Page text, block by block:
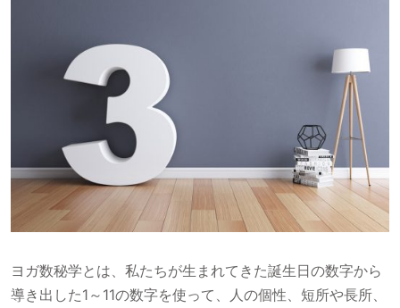
ヨガ数秘学とは、私たちが生まれてきた誕生日の数字から
導き出した1～11の数字を使って、人の個性、短所や長所、